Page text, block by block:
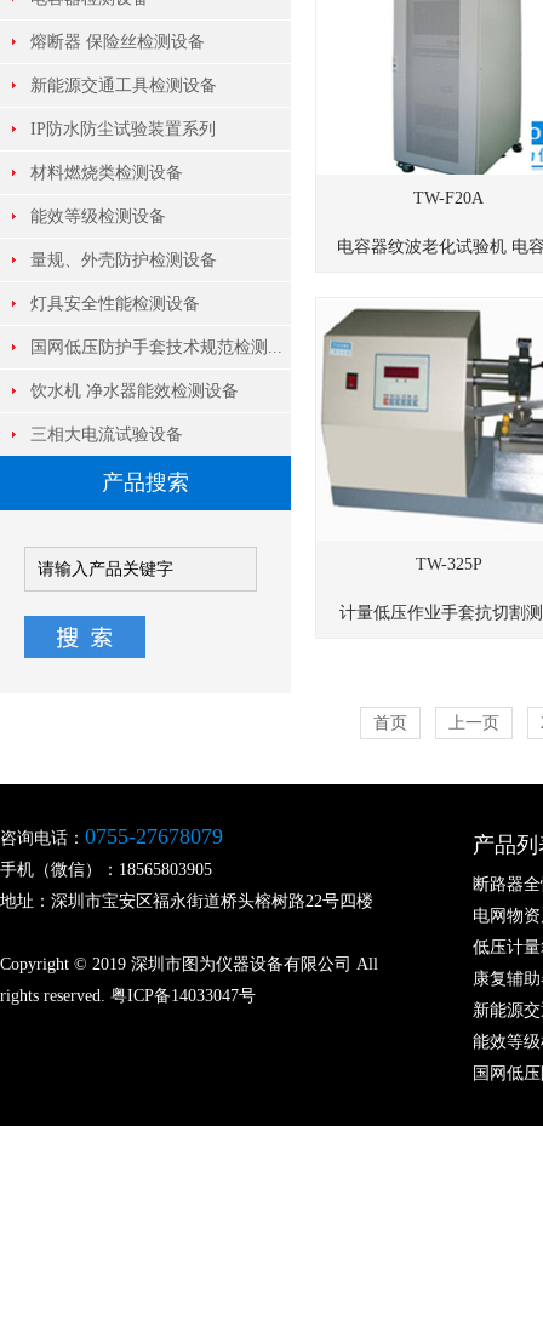
熔断器 保险丝检测设备
新能源交通工具检测设备
IP防水防尘试验装置系列
材料燃烧类检测设备
能效等级检测设备
量规、外壳防护检测设备
灯具安全性能检测设备
国网低压防护手套技术规范检测...
饮水机 净水器能效检测设备
三相大电流试验设备
产品搜索
TW-F20A
电容器纹波老化试验机 电
TW-325P
计量低压作业手套抗切割
首页 上一页
咨询电话： 0755-27678079
手机（微信）：18565803905
地址：深圳市宝安区福永街道桥头榕树路22号四楼
Copyright © 2019 深圳市图为仪器设备有限公司 All
rights reserved. 粤ICP备14033047号
产品列
断路器
电网物
低压计
康复辅
新能源
能效等
国网低